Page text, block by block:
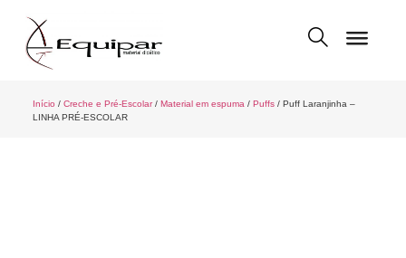
Início / Creche e Pré-Escolar/ Material em espuma / Puffs/ Puff Laranjinha –
LINHA PRÉ-ESCOLAR